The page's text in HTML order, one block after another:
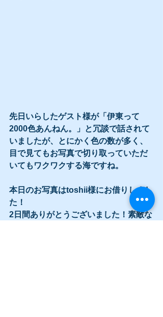
先日いらしたゲスト様が「伊東って
2000色あんねん。」と冗談で話されて
いましたが、とにかく色の数が多く、
目で見てもお写真で切り取っていただ
いてもワクワクする海ですね。
本日のお写真はtoshii様にお借りしまし
た！
2日間ありがとうございました！素敵な